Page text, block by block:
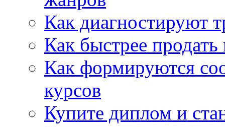
Как диагностируют
Как быстрее
Как формируются
курсов
Купите диплом и